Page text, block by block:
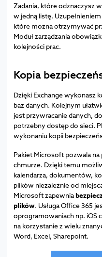
Zadania, które odznaczysz
w jedną listę.
które można otrzymywać
Moduł zarządzania
kolejności prac.
Kopia
Dzięki Exchange wykonasz
baz danych. Kolejnym
jest przywracanie danych,
potrzebny dostęp do sieci.
wykonaniu kopii
Pakiet Microsoft pozwala
chmurze. Dzięki temu
kalendarza, dokumentów,
plików niezależnie od
Microsoft zapewnia
plików. Usługa Office 365
oprogramowaniach np. iOS
na korzystanie z wielu
Word, Excel, Sharepoint.